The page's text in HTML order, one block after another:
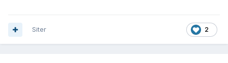
2
Siter